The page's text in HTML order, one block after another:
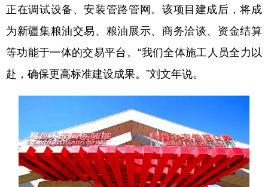
正在调试设备、安装管路管网。该项目建成后，将成
为新疆集粮油交易、粮油展示、商务洽谈、资金结算
等功能于一体的交易平台。“我们全体施工人员全力以
赴，确保更高标准建设成果。”刘文年说。